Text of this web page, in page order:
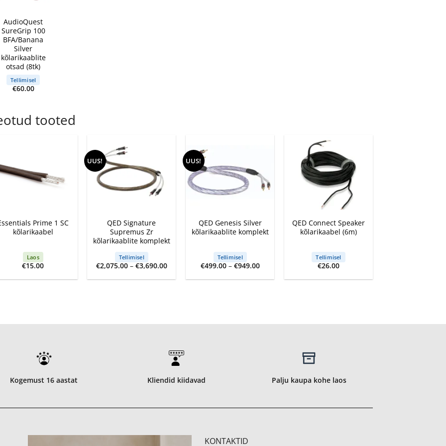
AudioQuest
SureGrip 100
BFA/Banana
Silver
kõlarikaablite
otsad (8tk)
Tellimisel
€60.00
tooted
Prime 1 SC
kõlarikaabel
Laos
€15.00
UUS!
QED Signature
Supremus Zr
kõlarikaablite komplekt
Tellimisel
€2,075.00 – €3,690.00Price
€2,075.00
UUS!
QED Genesis Silver
kõlarikaablite komplekt
Tellimisel
€499.00 – €949.00Price
€499.00
QED Connect Speaker
kõlarikaabel (6m)
Tellimisel
€26.00
Kogemust 16 aastat Kliendid kiidavad Palju kaupa kohe laos
KONTAKTID